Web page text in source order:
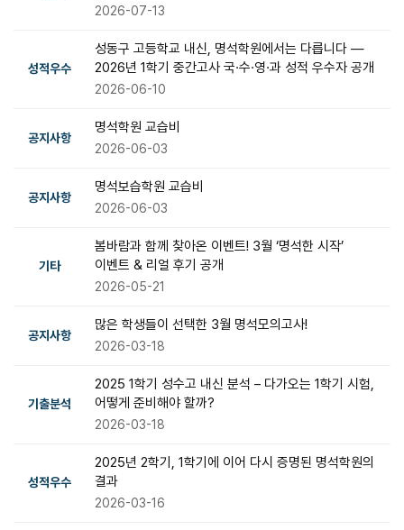
2026-07-13
성적우수
성동구 고등학교 내신, 명석학원에서는 다릅니다 —
2026년 1학기 중간고사 국·수·영·과 성적 우수자 공개
2026-06-10
공지사항
명석학원 교습비
2026-06-03
공지사항
명석보습학원 교습비
2026-06-03
기타
봄바람과 함께 찾아온 이벤트! 3월 ‘명석한 시작’
이벤트 & 리얼 후기 공개
2026-05-21
공지사항
많은 학생들이 선택한 3월 명석모의고사!
2026-03-18
기출분석
2025 1학기 성수고 내신 분석 – 다가오는 1학기 시험,
어떻게 준비해야 할까?
2026-03-18
성적우수
2025년 2학기, 1학기에 이어 다시 증명된 명석학원의
결과
2026-03-16